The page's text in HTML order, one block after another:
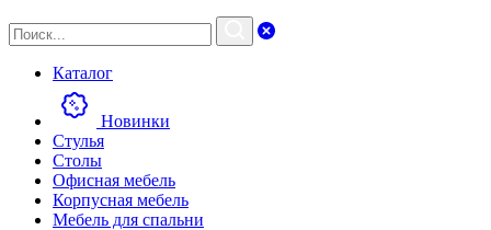
Каталог
Новинки
Стулья
Столы
Офисная мебель
Корпусная мебель
Мебель для спальни